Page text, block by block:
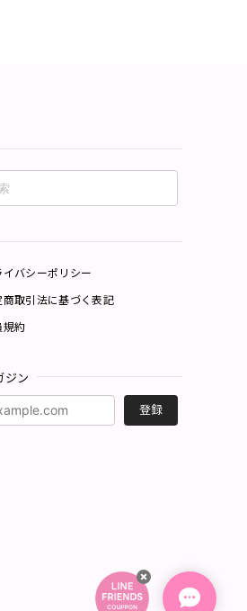
イバシーポリシー
商取引法に基づく表記
規約
ジン
登録